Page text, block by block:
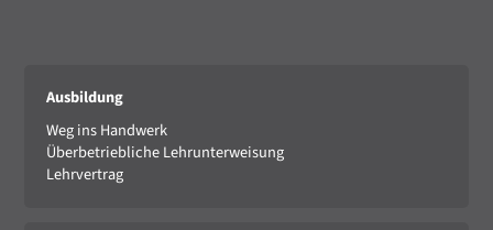
Ausbildung
Weg ins Handwerk
Überbetriebliche Lehrunterweisung
Lehrvertrag